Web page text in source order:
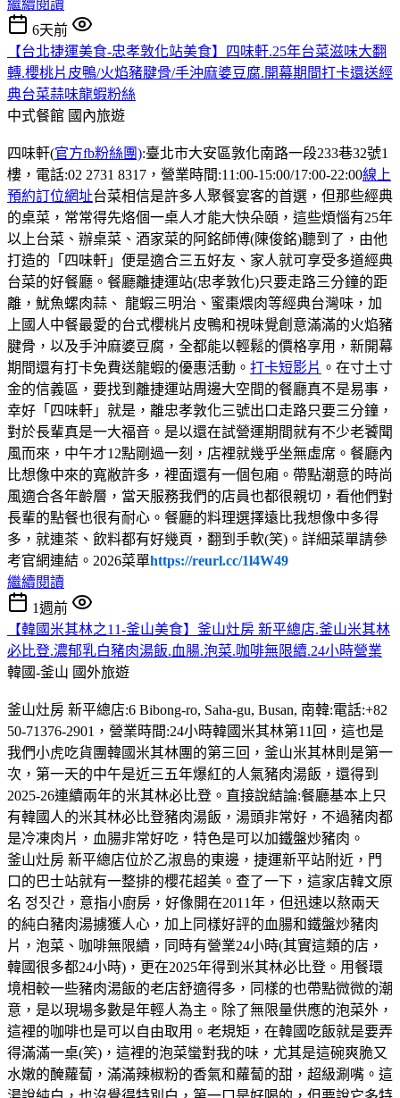
繼續閱讀
6天前
【台北捷運美食-忠孝敦化站美食】四味軒.25年台菜滋味大翻
轉.櫻桃片皮鴨/火焰豬腱骨/手沖麻婆豆腐.開幕期間打卡還送經
典台菜蒜味龍蝦粉絲
中式餐館 國內旅遊
四味軒(官方fb粉絲團):臺北市大安區敦化南路一段233巷32號1
樓，電話:02 2731 8317，營業時間:11:00-15:00/17:00-22:00線上
預約訂位網址台菜相信是許多人聚餐宴客的首選，但那些經典
的桌菜，常常得先烙個一桌人才能大快朵頤，這些煩惱有25年
以上台菜、辦桌菜、酒家菜的阿銘師傅(陳俊銘)聽到了，由他
打造的「四味軒」便是適合三五好友、家人就可享受多道經典
台菜的好餐廳。餐廳離捷運站(忠孝敦化)只要走路三分鐘的距
離，魷魚螺肉蒜、 龍蝦三明治、蜜棗煨肉等經典台灣味，加
上國人中餐最愛的台式櫻桃片皮鴨和視味覺創意滿滿的火焰豬
腱骨，以及手沖麻婆豆腐，全都能以輕鬆的價格享用，新開幕
期間還有打卡免費送龍蝦的優惠活動。 打卡短影片 。在寸土寸
金的信義區，要找到離捷運站周邊大空間的餐廳真不是易事，
幸好「四味軒」就是，離忠孝敦化三號出口走路只要三分鐘，
對於長輩真是一大福音。是以還在試營運期間就有不少老饕聞
風而來，中午才12點剛過一刻，店裡就幾乎坐無虛席。餐廳內
比想像中來的寬敝許多，裡面還有一個包廂。帶點潮意的時尚
風適合各年齡層，當天服務我們的店員也都很親切，看他們對
長輩的點餐也很有耐心。餐廳的料理選擇遠比我想像中多得
多，就連茶、飲料都有好幾頁，翻到手軟(笑)。詳細菜單請參
考官網連結。2026菜單https://reurl.cc/1l4W49
繼續閱讀
1週前
【韓國米其林之11-釜山美食】釜山灶房 新平總店.釜山米其林
必比登.濃郁乳白豬肉湯飯.血腸.泡菜.咖啡無限續.24小時營業
韓國-釜山 國外旅遊
釜山灶房 新平總店:6 Bibong-ro, Saha-gu, Busan, 南韓:電話:+82
50-71376-2901，營業時間:24小時韓國米其林第11回，這也是
我們小虎吃貨團韓國米其林團的第三回，釜山米其林則是第一
次，第一天的中午是近三五年爆紅的人氣豬肉湯飯，還得到
2025-26連續兩年的米其林必比登。直接說結論:餐廳基本上只
有韓國人的米其林必比登豬肉湯飯，湯頭非常好，不過豬肉都
是冷凍肉片，血腸非常好吃，特色是可以加鐵盤炒豬肉。
釜山灶房 新平總店位於乙淑島的東邊，捷運新平站附近，門
口的巴士站就有一整排的櫻花超美。查了一下，這家店韓文原
名 정짓간，意指小廚房，好像開在2011年，但迅速以熬兩天
的純白豬肉湯擄獲人心，加上同樣好評的血腸和鐵盤炒豬肉
片，泡菜、咖啡無限續，同時有營業24小時(其實這類的店，
韓國很多都24小時)，更在2025年得到米其林必比登。用餐環
境相較一些豬肉湯飯的老店舒適得多，同樣的也帶點微微的潮
意，是以現場多數是年輕人為主。除了無限量供應的泡菜外，
這裡的咖啡也是可以自由取用。老規矩，在韓國吃飯就是要弄
得滿滿一桌(笑)，這裡的泡菜蠻對我的味，尤其是這碗爽脆又
水嫩的醃蘿蔔，滿滿辣椒粉的香氣和蘿蔔的甜，超級涮嘴。這